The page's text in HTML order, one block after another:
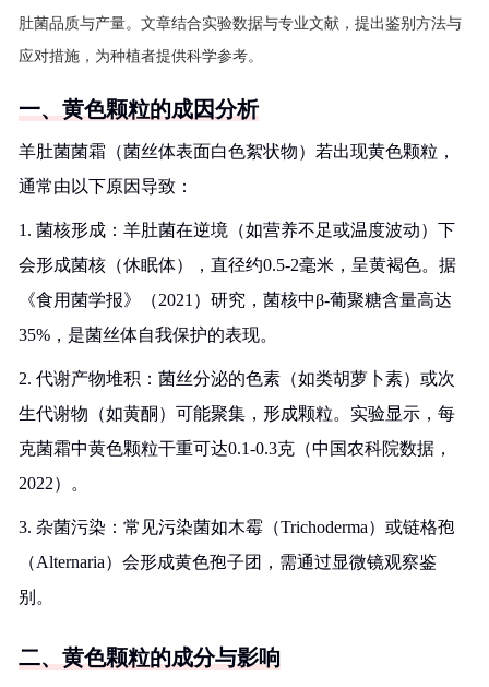
肚菌品质与产量。文章结合实验数据与专业文献，提出鉴别方法与
应对措施，为种植者提供科学参考。
一、黄色颗粒的成因分析
羊肚菌菌霜（菌丝体表面白色絮状物）若出现黄色颗粒，
通常由以下原因导致：
1. 菌核形成：羊肚菌在逆境（如营养不足或温度波动）下
会形成菌核（休眠体），直径约0.5-2毫米，呈黄褐色。据
《食用菌学报》（2021）研究，菌核中β-葡聚糖含量高达
35%，是菌丝体自我保护的表现。
2. 代谢产物堆积：菌丝分泌的色素（如类胡萝卜素）或次
生代谢物（如黄酮）可能聚集，形成颗粒。实验显示，每
克菌霜中黄色颗粒干重可达0.1-0.3克（中国农科院数据，
2022）。
3. 杂菌污染：常见污染菌如木霉（Trichoderma）或链格孢
（Alternaria）会形成黄色孢子团，需通过显微镜观察鉴
别。
二、黄色颗粒的成分与影响